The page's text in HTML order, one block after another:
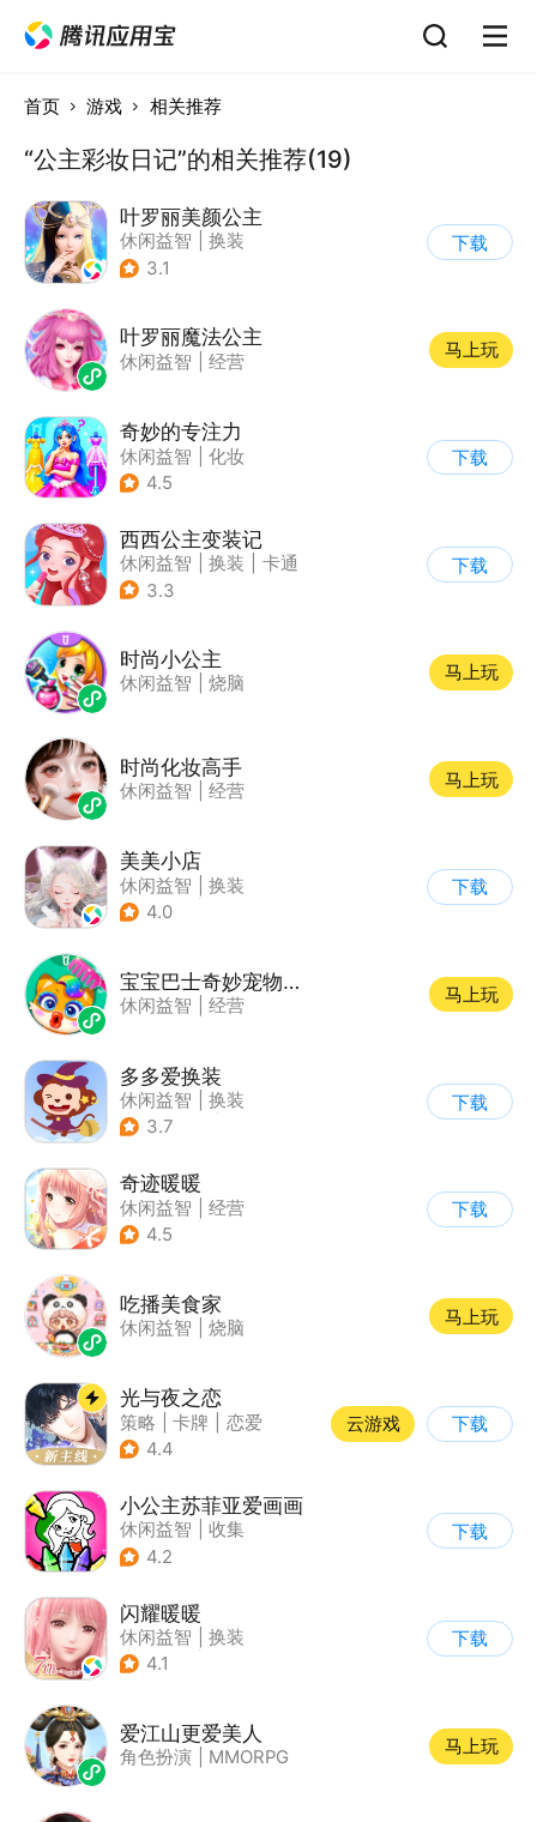
首页 游戏 相关推荐
“公主彩妆日记”的相关推荐(19)
叶罗丽美颜公主
休闲益智
换装
| 动漫改编
3.1
下载
叶罗丽魔法公主
休闲益智 经营
马上玩
奇妙的专注力
休闲益智
化妆
| 宝宝巴士
4.5
下载
西西公主变装记
休闲益智 换装
卡通
3.3
下载
时尚小公主
休闲益智 烧脑
马上玩
时尚化妆高手
休闲益智 经营
马上玩
美美小店
休闲益智
换装
| 女性向
4.0
下载
宝宝巴士奇妙宠物美妆店
休闲益智 经营
马上玩
多多爱换装
休闲益智
换装
| 儿童游戏
3.7
下载
奇迹暖暖
休闲益智
经营
| 美少女
4.5
下载
吃播美食家
休闲益智 烧脑
马上玩
光与夜之恋
策略 卡牌
恋爱
| 乙女
4.4
云游戏 下载
小公主苏菲亚爱画画
休闲益智
收集
| 儿童游戏
4.2
下载
闪耀暖暖
休闲益智
换装
| 美少女
4.1
下载
爱江山更爱美人
角色扮演 MMORPG
马上玩